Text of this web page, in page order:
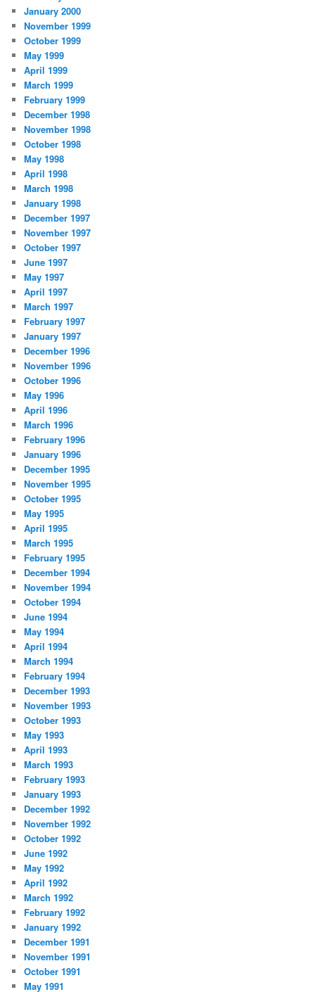
January 2000
November 1999
October 1999
May 1999
April 1999
March 1999
February 1999
December 1998
November 1998
October 1998
May 1998
April 1998
March 1998
January 1998
December 1997
November 1997
October 1997
June 1997
May 1997
April 1997
March 1997
February 1997
January 1997
December 1996
November 1996
October 1996
May 1996
April 1996
March 1996
February 1996
January 1996
December 1995
November 1995
October 1995
May 1995
April 1995
March 1995
February 1995
December 1994
November 1994
October 1994
June 1994
May 1994
April 1994
March 1994
February 1994
December 1993
November 1993
October 1993
May 1993
April 1993
March 1993
February 1993
January 1993
December 1992
November 1992
October 1992
June 1992
May 1992
April 1992
March 1992
February 1992
January 1992
December 1991
November 1991
October 1991
May 1991